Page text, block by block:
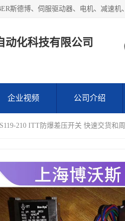
动化科技有限公司
企业视频 公司介绍
210 ITT防爆差压开关 快速交货和